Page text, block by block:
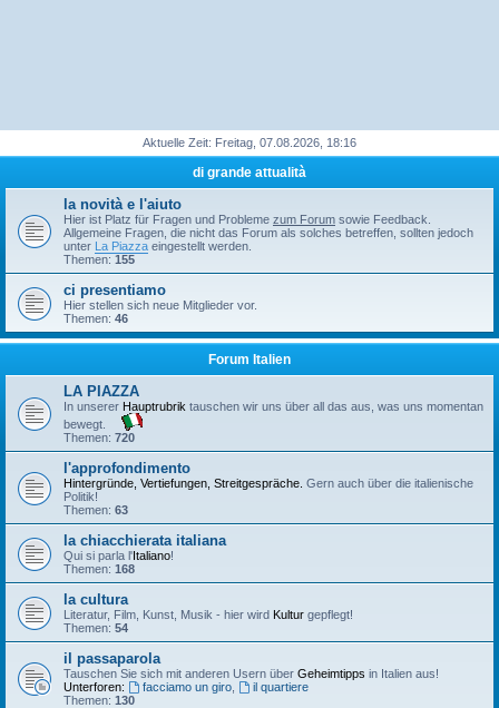
Aktuelle Zeit: Freitag, 07.08.2026, 18:16
di grande attualità
la novità e l'aiuto
Hier ist Platz für Fragen und Probleme zum Forum sowie Feedback.
Allgemeine Fragen, die nicht das Forum als solches betreffen, sollten jedoch
unter La Piazza eingestellt werden.
Themen: 155
ci presentiamo
Hier stellen sich neue Mitglieder vor.
Themen: 46
Forum Italien
LA PIAZZA
In unserer Hauptrubrik tauschen wir uns über all das aus, was uns momentan
bewegt.
Themen: 720
l'approfondimento
Hintergründe, Vertiefungen, Streitgespräche. Gern auch über die italienische
Politik!
Themen: 63
la chiacchierata italiana
Qui si parla l'Italiano!
Themen: 168
la cultura
Literatur, Film, Kunst, Musik - hier wird Kultur gepflegt!
Themen: 54
il passaparola
Tauschen Sie sich mit anderen Usern über Geheimtipps in Italien aus!
Unterforen:
facciamo un giro,
il quartiere
Themen: 130